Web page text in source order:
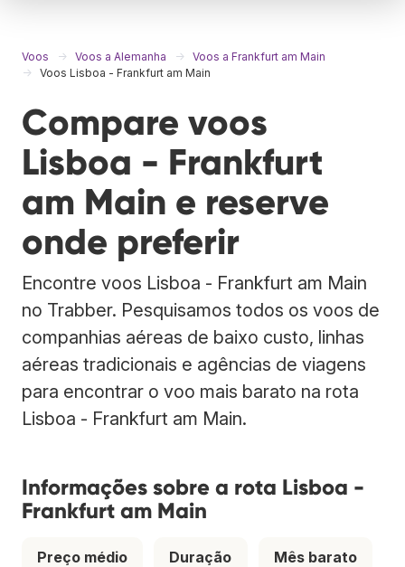
Voos Voos a Alemanha
Voos a Frankfurt am Main
Voos Lisboa - Frankfurt am Main
Compare voos
Lisboa - Frankfurt
am Main e reserve
onde preferir
Encontre voos Lisboa - Frankfurt am Main
no Trabber. Pesquisamos todos os voos de
companhias aéreas de baixo custo, linhas
aéreas tradicionais e agências de viagens
para encontrar o voo mais barato na rota
Lisboa - Frankfurt am Main.
Informações sobre a rota Lisboa -
Frankfurt am Main
Preço médio
Duração
Mês barato